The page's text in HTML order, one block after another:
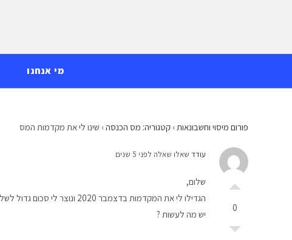
מי אנחנו
פורום מיסוי וחשבונאות › קטגוריה: מס הכנסה› שינו לי את מקדמות המס
0
עודד שאלו שאלה לפני 5 שנים
שלום,
הגדילו לי את המקדמות בדצמבר 2020 ונוצר לי סכום גדול לשלם – כי אמרו לי שהאחוז החדש הוא רטרואקטיבי מתחילת השנה .
יש מה לעשות ?